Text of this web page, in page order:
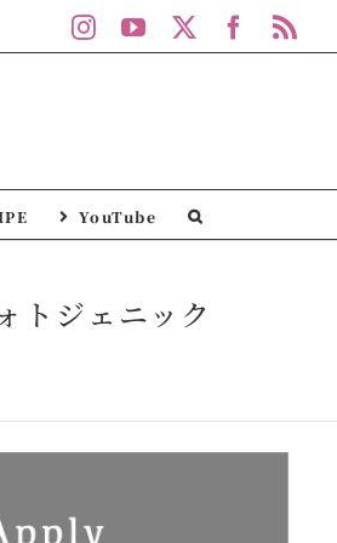
InstagramYouTube
YouTube
トジェニック